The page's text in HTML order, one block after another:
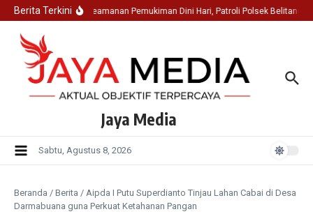
Lewati ke konten
Berita TerkiniJaga Keamanan Pemukiman Dini Hari, Patroli Polsek Belitang II
Jaya Media
Sabtu, Agustus 8, 2026
Beranda / Berita / Aipda I Putu Superdianto Tinjau Lahan Cabai di Desa
Darmabuana guna Perkuat Ketahanan Pangan